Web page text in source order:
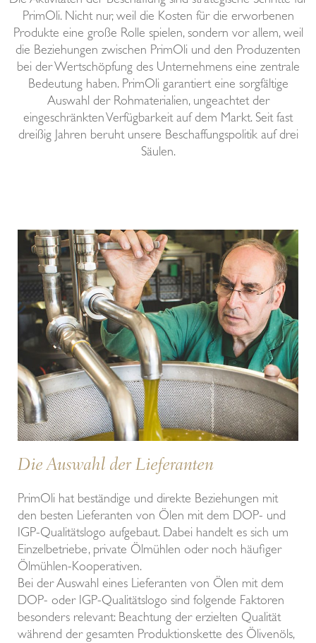
PrimOli. Nicht nur, weil die Kosten für die erworbenen
Produkte eine große Rolle spielen, sondern vor allem, weil
die Beziehungen zwischen PrimOli und den Produzenten
bei der Wertschöpfung des Unternehmens eine zentrale
Bedeutung haben. PrimOli garantiert eine sorgfältige
Auswahl der Rohmaterialien, ungeachtet der
eingeschränkten Verfügbarkeit auf dem Markt. Seit fast
dreißig Jahren beruht unsere Beschaffungspolitik auf drei
Säulen.
Die Auswahl der Lieferanten
PrimOli hat beständige und direkte Beziehungen mit
den besten Lieferanten von Ölen mit dem DOP- und
IGP-Qualitätslogo aufgebaut. Dabei handelt es sich um
Einzelbetriebe, private Ölmühlen oder noch häufiger
Ölmühlen-Kooperativen.
Bei der Auswahl eines Lieferanten von Ölen mit dem
DOP- oder IGP-Qualitätslogo sind folgende Faktoren
besonders relevant: Beachtung der erzielten Qualität
während der gesamten Produktionskette des Ölivenöls,